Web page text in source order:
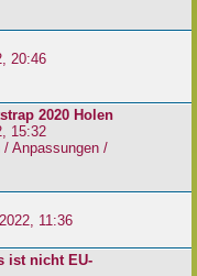
20:46
2020 Holen
15:32
/ Anpassungen /
11:36
ist nicht EU-